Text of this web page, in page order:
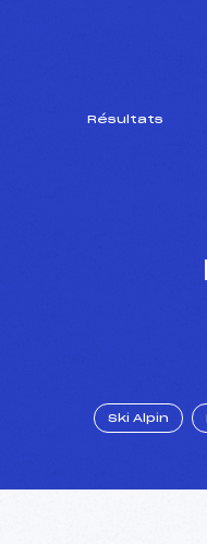
Résultats
Ski Alpin